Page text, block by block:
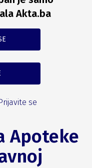
Akta.ba
se
Apoteke